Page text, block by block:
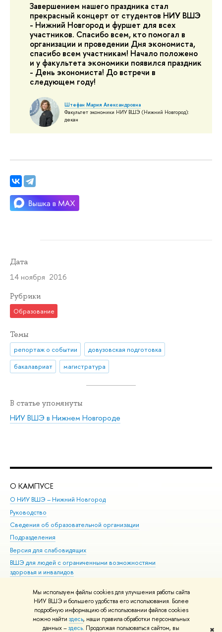
Мы используем файлы cookies для улучшения работы сайта
НИУ ВШЭ и большего удобства его использования. Более
подробную информацию об использовании файлов cookies
можно найти здесь, наши правила обработки персональных
данных –здесь. Продолжая пользоваться сайтом, вы ✖
Завершением нашего праздника стал
прекрасный концерт от студентов НИУ ВШЭ
- Нижний Новгород и фуршет для всех
участников. Спасибо всем, кто помогал в
организации и проведении Дня экономиста,
спасибо всем участникам! Начало положено
и у факультета экономики появился праздник
- День экономиста! До встречи в
следующем году!
Штефан Мария Александровна
Факультет экономики НИУ ВШЭ (Нижний Новгород):
декан
Дата
14 ноября 2016
Рубрики
Образование
Темы
репортаж о событии
довузовская подготовка
бакалавриат
магистратура
В статье упомянуты
НИУ ВШЭ в Нижнем Новгороде
О КАМПУСЕ
О НИУ ВШЭ – Нижний Новгород
Руководство
Сведения об образовательной организации
Подразделения
Версия для слабовидящих
ВШЭ для людей с ограниченными возможностями
здоровья и инвалидов